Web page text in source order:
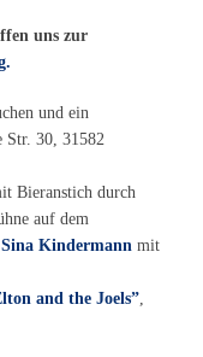
uns zur
und ein
Str. 30, 31582
Bieranstich durch
auf dem
Sina Kindermann mit
and the Joels”,